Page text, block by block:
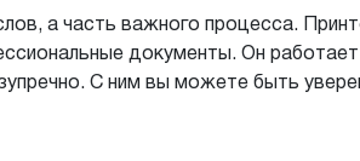
а часть важного процесса.
документы. Он
С ним вы можете быть